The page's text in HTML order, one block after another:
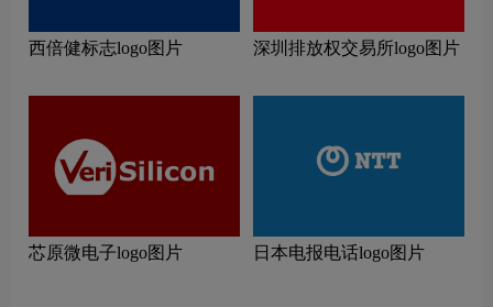
西倍健标志logo图片 深圳排放权交易所logo图片
芯原微电子logo图片 日本电报电话logo图片